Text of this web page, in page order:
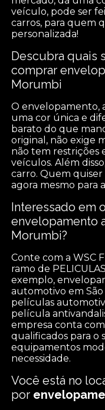
veículo, pode ser
carros, para quem
personalizada!
Descubra quais
comprar
Morumbi
O envelopamento,
uma cor única e
barato do que
original, não exige
não tem restrições
veículos. Além
carro. Quem
agora mesmo para
Interessado em
envelopamento
Morumbi?
Conte com a WSC
ramo de
exemplo,
automotivo em
películas
película
empresa conta
qualificados para o
equipamentos
necessidade.
Você está no
por